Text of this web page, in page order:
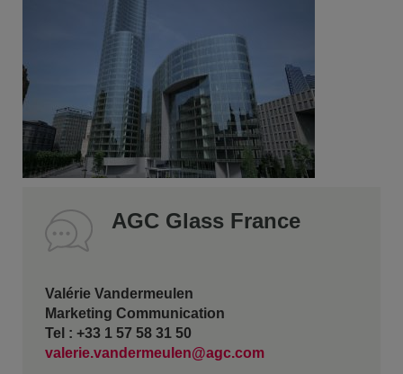
AGC Glass France
Valérie Vandermeulen
Marketing Communication
Tel : +33 1 57 58 31 50
valerie.vandermeulen@agc.com